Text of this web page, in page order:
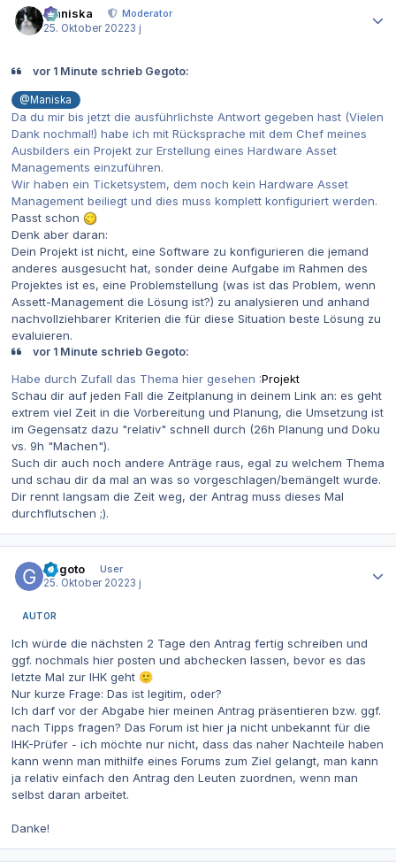
Maniska
Moderator
25. Oktober 20223 j
vor 1 Minute schrieb Gegoto:
@Maniska
Da du mir bis jetzt die ausführlichste Antwort gegeben hast (Vielen
Dank nochmal!) habe ich mit Rücksprache mit dem Chef meines
Ausbilders ein Projekt zur Erstellung eines Hardware Asset
Managements einzuführen.
Wir haben ein Ticketsystem, dem noch kein Hardware Asset
Management beiliegt und dies muss komplett konfiguriert werden.
Passt schon
Denk aber daran:
Dein Projekt ist nicht, eine Software zu konfigurieren die jemand
anderes ausgesucht hat, sonder deine Aufgabe im Rahmen des
Projektes ist es, eine Problemstellung (was ist das Problem, wenn
Assett-Management die Lösung ist?) zu analysieren und anhand
nachvollziehbarer Kriterien die für diese Situation beste Lösung zu
evaluieren.
vor 1 Minute schrieb Gegoto:
Habe durch Zufall das Thema hier gesehen :Projekt
Schau dir auf jeden Fall die Zeitplanung in deinem Link an: es geht
extrem viel Zeit in die Vorbereitung und Planung, die Umsetzung ist
im Gegensatz dazu "relativ" schnell durch (26h Planung und Doku
vs. 9h "Machen").
Such dir auch noch andere Anträge raus, egal zu welchem Thema
und schau dir da mal an was so vorgeschlagen/bemängelt wurde.
Dir rennt langsam die Zeit weg, der Antrag muss dieses Mal
durchflutschen ;).
Gegoto
User
25. Oktober 20223 j
AUTOR
Ich würde die nächsten 2 Tage den Antrag fertig schreiben und
ggf. nochmals hier posten und abchecken lassen, bevor es das
letzte Mal zur IHK geht 🙂
Nur kurze Frage: Das ist legitim, oder?
Ich darf vor der Abgabe hier meinen Antrag präsentieren bzw. ggf.
nach Tipps fragen? Das Forum ist hier ja nicht unbekannt für die
IHK-Prüfer - ich möchte nur nicht, dass das naher Nachteile haben
kann wenn man mithilfe eines Forums zum Ziel gelangt, man kann
ja relativ einfach den Antrag den Leuten zuordnen, wenn man
selbst daran arbeitet.
Danke!